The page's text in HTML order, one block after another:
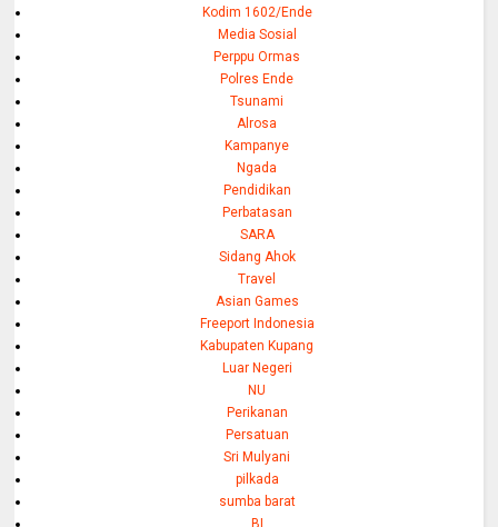
Kodim 1602/Ende
Media Sosial
Perppu Ormas
Polres Ende
Tsunami
Alrosa
Kampanye
Ngada
Pendidikan
Perbatasan
SARA
Sidang Ahok
Travel
Asian Games
Freeport Indonesia
Kabupaten Kupang
Luar Negeri
NU
Perikanan
Persatuan
Sri Mulyani
pilkada
sumba barat